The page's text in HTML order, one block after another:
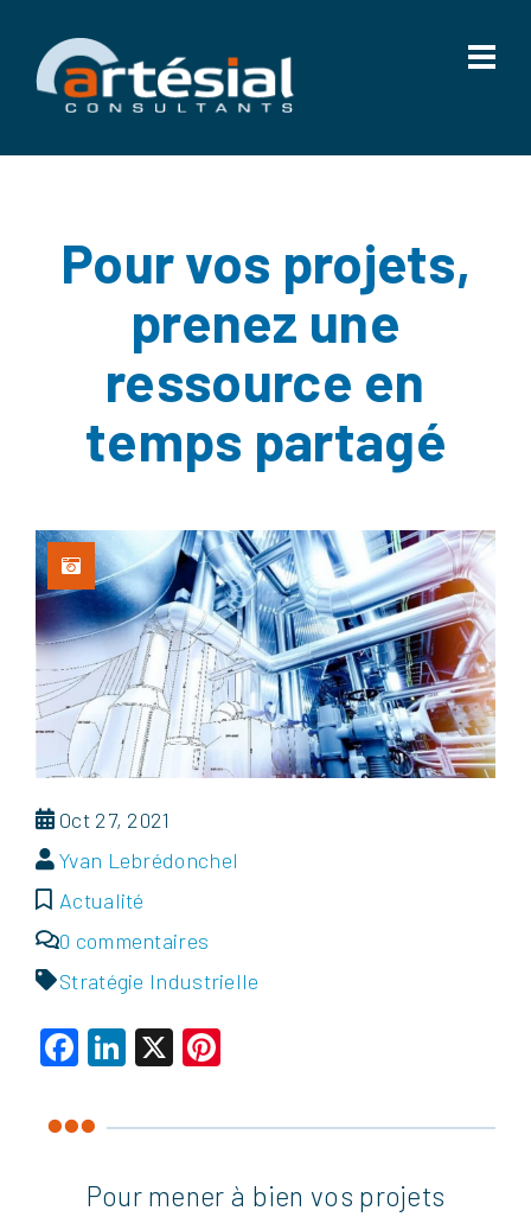
Pour vos projets,
prenez une
ressource en
temps partagé
Oct 27, 2021
Yvan Lebrédonchel
Actualité
0 commentaires
Stratégie Industrielle
Facebook
LinkedIn
X
Pour mener à bien vos projets